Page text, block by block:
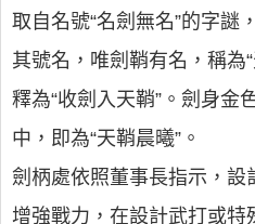
取自名號“名劍無名”的字謎
其號名，唯劍鞘有名，稱為
釋為“收劍入天鞘”。劍身金
中，即為“天鞘晨曦”。
劍柄處依照董事長指示，設
增強戰力，在設計武打或